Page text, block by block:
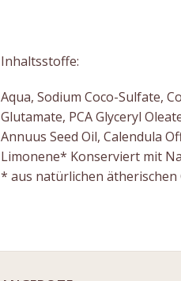
Inhaltsstoffe:
Aqua, Sodium Coco-Sulfate,
Glutamate, PCA Glyceryl
Annuus Seed Oil, Calendula
Limonene* Konserviert mit
* aus natürlichen ätherischen